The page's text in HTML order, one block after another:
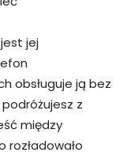
jej
obsługuje ją bez
z
między
rozładowało